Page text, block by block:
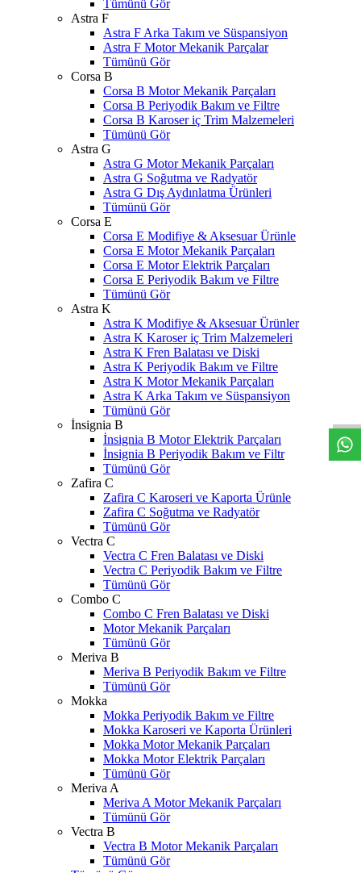
Tümünü Gör
Astra F
Astra F Arka Takım ve Süspansiyon
Astra F Motor Mekanik Parçalar
Tümünü Gör
Corsa B
Corsa B Motor Mekanik Parçaları
Corsa B Periyodik Bakım ve Filtre
Corsa B Karoser iç Trim Malzemeleri
Tümünü Gör
Astra G
Astra G Motor Mekanik Parçaları
Astra G Soğutma ve Radyatör
Astra G Dış Aydınlatma Ürünleri
Tümünü Gör
Corsa E
Corsa E Modifiye & Aksesuar Ürünle
Corsa E Motor Mekanik Parçaları
Corsa E Motor Elektrik Parçaları
Corsa E Periyodik Bakım ve Filtre
Tümünü Gör
Astra K
Astra K Modifiye & Aksesuar Ürünler
Astra K Karoser iç Trim Malzemeleri
Astra K Fren Balatası ve Diski
Astra K Periyodik Bakım ve Filtre
Astra K Motor Mekanik Parçaları
Astra K Arka Takım ve Süspansiyon
Tümünü Gör
İnsignia B
İnsignia B Motor Elektrik Parçaları
İnsignia B Periyodik Bakım ve Filtr
Tümünü Gör
Zafira C
Zafira C Karoseri ve Kaporta Ürünle
Zafira C Soğutma ve Radyatör
Tümünü Gör
Vectra C
Vectra C Fren Balatası ve Diski
Vectra C Periyodik Bakım ve Filtre
Tümünü Gör
Combo C
Combo C Fren Balatası ve Diski
Motor Mekanik Parçaları
Tümünü Gör
Meriva B
Meriva B Periyodik Bakım ve Filtre
Tümünü Gör
Mokka
Mokka Periyodik Bakım ve Filtre
Mokka Karoseri ve Kaporta Ürünleri
Mokka Motor Mekanik Parçaları
Mokka Motor Elektrik Parçaları
Tümünü Gör
Meriva A
Meriva A Motor Mekanik Parçaları
Tümünü Gör
Vectra B
Vectra B Motor Mekanik Parçaları
Tümünü Gör